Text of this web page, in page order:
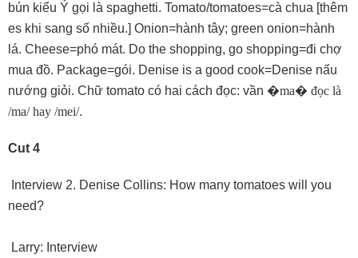
bún kiểu Ý gọi là spaghetti. Tomato/tomatoes=cà chua [thêm
es khi sang số nhiều.] Onion=hành tây; green onion=hành
lá. Cheese=phó mát. Do the shopping, go shopping=đi chợ
mua đồ. Package=gói. Denise is a good cook=Denise nấu
nướng giỏi. Chữ tomato có hai cách đọc: vần �ma� đọc là
/ma/ hay /mei/.
Cut 4
Interview 2. Denise Collins: How many tomatoes will you
need?
Larry: Interview